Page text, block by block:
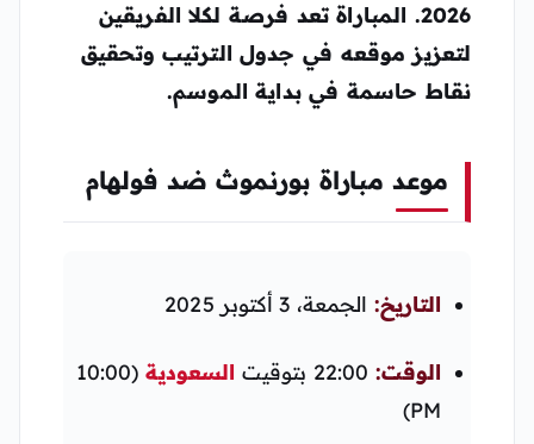
2026. المباراة تعد فرصة لكلا الفريقين
لتعزيز موقعه في جدول الترتيب وتحقيق
نقاط حاسمة في بداية الموسم.
موعد مباراة بورنموث ضد فولهام
التاريخ: الجمعة، 3 أكتوبر 2025
الوقت: السعودية (10:00
PM)